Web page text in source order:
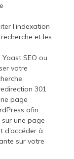
l’indexation
et les
SEO ou
votre
301
page
afin
une page
d’accéder à
sur votre